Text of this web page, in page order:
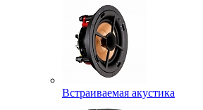
Встраиваемая акустика